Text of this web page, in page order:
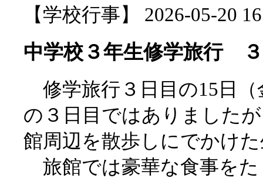
【学校行事】 2026-05-20
中学校３年生修学旅行 ３
修学旅行３日目の15日
の３日目ではありました
館周辺を散歩しにでかけ
旅館では豪華な食事を